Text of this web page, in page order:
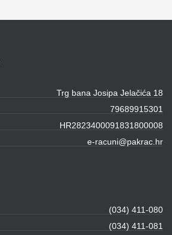
Trg bana Josipa Jelačića 18
79689915301
HR2823400091831800008
e-racuni@pakrac.hr
(034) 411-080
(034) 411-081